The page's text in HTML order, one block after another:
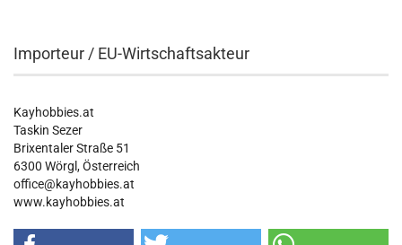
Importeur / EU-Wirtschaftsakteur
Kayhobbies.at
Taskin Sezer
Brixentaler Straße 51
6300 Wörgl, Österreich
office@kayhobbies.at
www.kayhobbies.at